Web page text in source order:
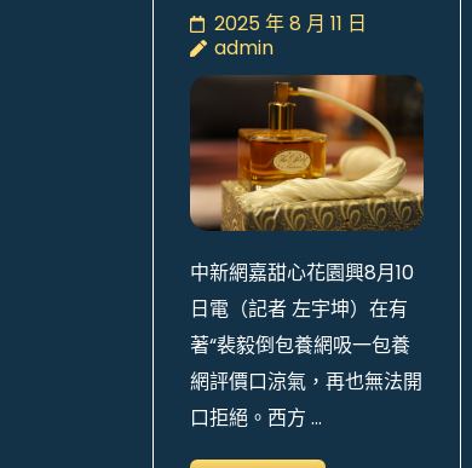
2025 年 8 月 11 日
admin
中新網嘉甜心花園興8月10
日電（記者 左宇坤）在有
著“裴毅倒包養網吸一包養
網評價口涼氣，再也無法開
口拒絕。西方 …